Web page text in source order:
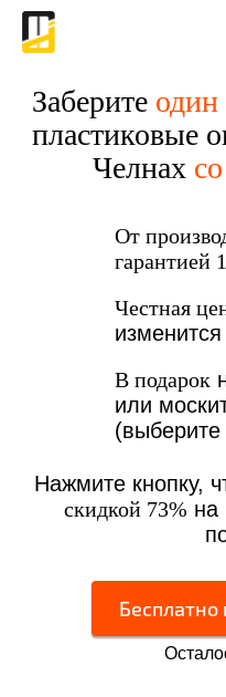
Заберите один
пластиковые
Челнах
От
гарантией
Честная
В подарок
или
Нажмите кнопку,
скидкой 73% на
Бесплатно